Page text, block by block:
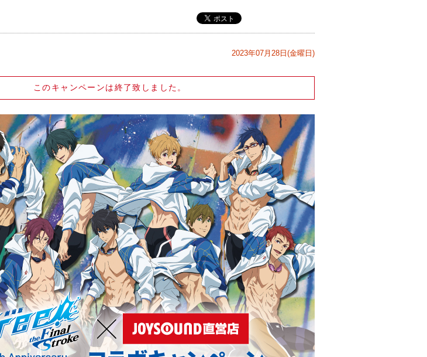
2023年07月28日(金曜日)
このキャンペーンは終了致しました。